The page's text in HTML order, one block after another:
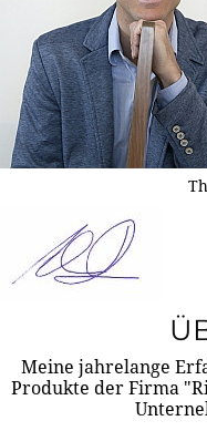
Meine jahrelange
Produkte der Firma